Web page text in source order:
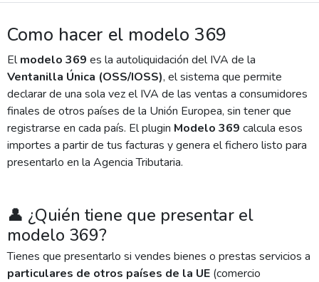
Como hacer el modelo 369
Elmodelo 369 es la autoliquidación del IVA de la
Ventanilla Única (OSS/IOSS), el sistema que permite
declarar de una sola vez el IVA de las ventas a consumidores
finales de otros países de la Unión Europea, sin tener que
registrarse en cada país. El plugin Modelo 369 calcula esos
importes a partir de tus facturas y genera el fichero listo para
presentarlo en la Agencia Tributaria.
👤 ¿Quién tiene que presentar el
modelo 369?
Tienes que presentarlo si vendes bienes o prestas servicios a
particulares de otros países de la UE (comercio